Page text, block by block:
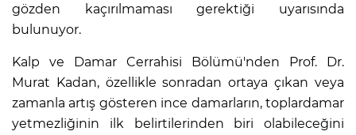
gözden kaçırılmaması gerektiği uyarısında
bulunuyor.
Kalp ve Damar Cerrahisi Bölümü'nden Prof. Dr.
Murat Kadan, özellikle sonradan ortaya çıkan veya
zamanla artış gösteren ince damarların, toplardamar
yetmezliğinin ilk belirtilerinden biri olabileceğini